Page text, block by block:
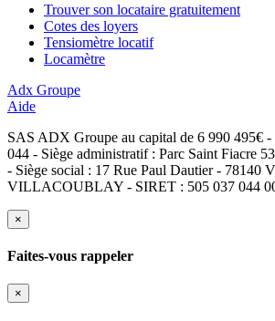
Trouver son locataire gratuitement
Cotes des loyers
Tensiomètre locatif
Locamètre
Adx Groupe
Aide
SAS ADX Groupe au capital de 6 990 495€
044 - Siège administratif : Parc Saint Fiacre
- Siège social : 17 Rue Paul Dautier - 78140
VILLACOUBLAY - SIRET : 505 037 044
×
Faites-vous rappeler
×